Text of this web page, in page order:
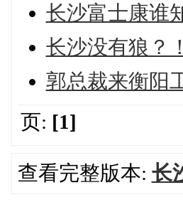
长沙富士康谁
长沙没有狼？
郭总裁来衡阳
页: [1]
查看完整版本: 长